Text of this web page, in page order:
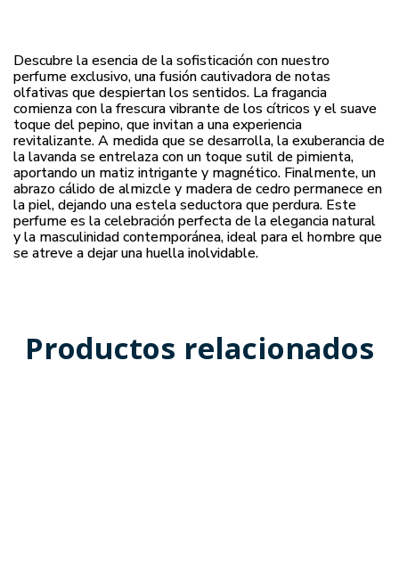
Descubre la esencia de la sofisticación con nuestro
perfume exclusivo, una fusión cautivadora de notas
olfativas que despiertan los sentidos. La fragancia
comienza con la frescura vibrante de los cítricos y el suave
toque del pepino, que invitan a una experiencia
revitalizante. A medida que se desarrolla, la exuberancia de
la lavanda se entrelaza con un toque sutil de pimienta,
aportando un matiz intrigante y magnético. Finalmente, un
abrazo cálido de almizcle y madera de cedro permanece en
la piel, dejando una estela seductora que perdura. Este
perfume es la celebración perfecta de la elegancia natural
y la masculinidad contemporánea, ideal para el hombre que
se atreve a dejar una huella inolvidable.
Productos relacionados